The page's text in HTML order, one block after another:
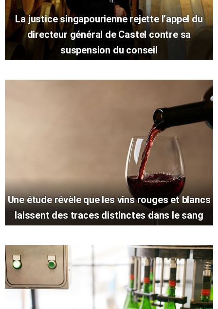
La justice singapourienne rejette l’appel du
directeur général de Castel contre sa
suspension du conseil
Une étude révèle que les vins rouges et blancs
laissent des traces distinctes dans le sang